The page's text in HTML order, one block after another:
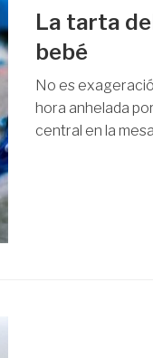
La tarta
bebé
No es
hora anhelada
central en la